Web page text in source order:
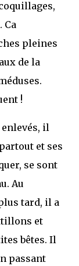
Ca
pleines
de la
!
enlevés, il
et ses
se sont
Au
tard, il a
et
bêtes. Il
passant